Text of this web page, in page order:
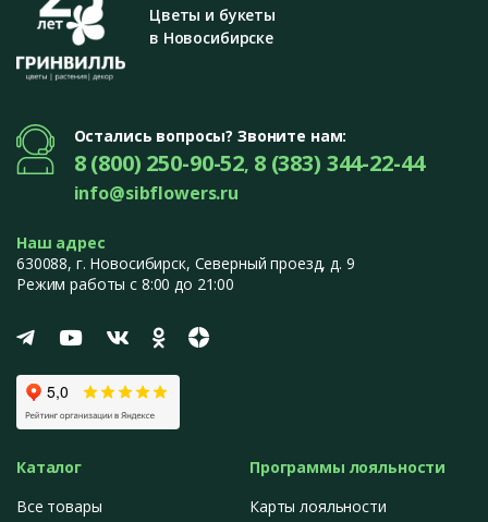
Цветы и букеты
в Новосибирске
Остались вопросы? Звоните нам:
8 (800) 250-90-52, 8 (383) 344-22-44
info@sibflowers.ru
Наш адрес
630088, г. Новосибирск, Северный проезд, д. 9
Режим работы с 8:00 до 21:00
Каталог
Все товары
Программы лояльности
Карты лояльности